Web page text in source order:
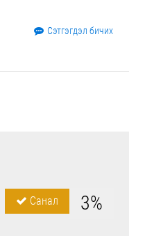
Сэтгэгдэл бичих
Санал 3%